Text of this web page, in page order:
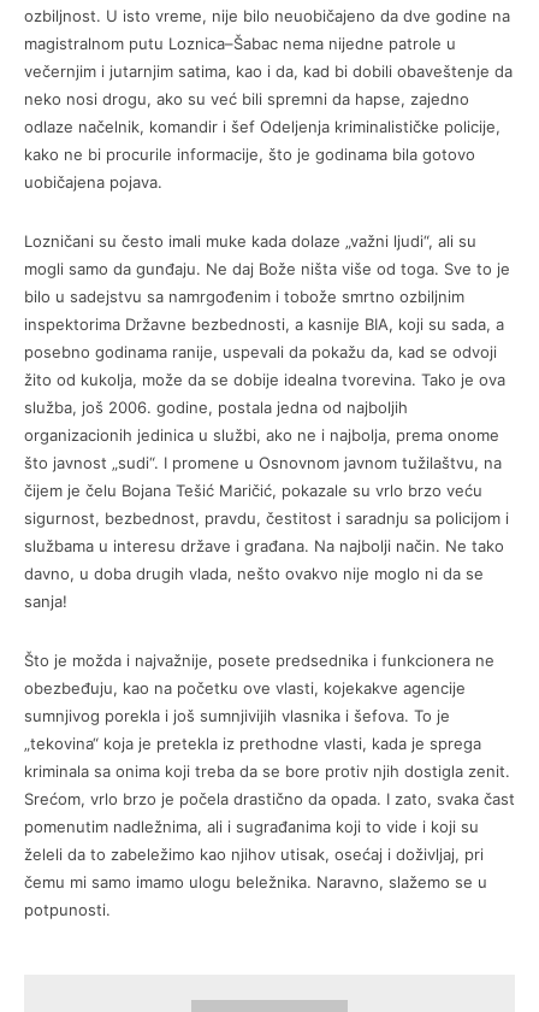
ozbiljnost. U isto vreme, nije bilo neuobičajeno da dve godine na
magistralnom putu Loznica–Šabac nema nijedne patrole u
večernjim i jutarnjim satima, kao i da, kad bi dobili obaveštenje da
neko nosi drogu, ako su već bili spremni da hapse, zajedno
odlaze načelnik, komandir i šef Odeljenja kriminalističke policije,
kako ne bi procurile informacije, što je godinama bila gotovo
uobičajena pojava.
Lozničani su često imali muke kada dolaze „važni ljudi“, ali su
mogli samo da gunđaju. Ne daj Bože ništa više od toga. Sve to je
bilo u sadejstvu sa namrgođenim i tobože smrtno ozbiljnim
inspektorima Državne bezbednosti, a kasnije BIA, koji su sada, a
posebno godinama ranije, uspevali da pokažu da, kad se odvoji
žito od kukolja, može da se dobije idealna tvorevina. Tako je ova
služba, još 2006. godine, postala jedna od najboljih
organizacionih jedinica u službi, ako ne i najbolja, prema onome
što javnost „sudi“. I promene u Osnovnom javnom tužilaštvu, na
čijem je čelu Bojana Tešić Maričić, pokazale su vrlo brzo veću
sigurnost, bezbednost, pravdu, čestitost i saradnju sa policijom i
službama u interesu države i građana. Na najbolji način. Ne tako
davno, u doba drugih vlada, nešto ovakvo nije moglo ni da se
sanja!
Što je možda i najvažnije, posete predsednika i funkcionera ne
obezbeđuju, kao na početku ove vlasti, kojekakve agencije
sumnjivog porekla i još sumnjivijih vlasnika i šefova. To je
„tekovina“ koja je pretekla iz prethodne vlasti, kada je sprega
kriminala sa onima koji treba da se bore protiv njih dostigla zenit.
Srećom, vrlo brzo je počela drastično da opada. I zato, svaka čast
pomenutim nadležnima, ali i sugrađanima koji to vide i koji su
želeli da to zabeležimo kao njihov utisak, osećaj i doživljaj, pri
čemu mi samo imamo ulogu beležnika. Naravno, slažemo se u
potpunosti.